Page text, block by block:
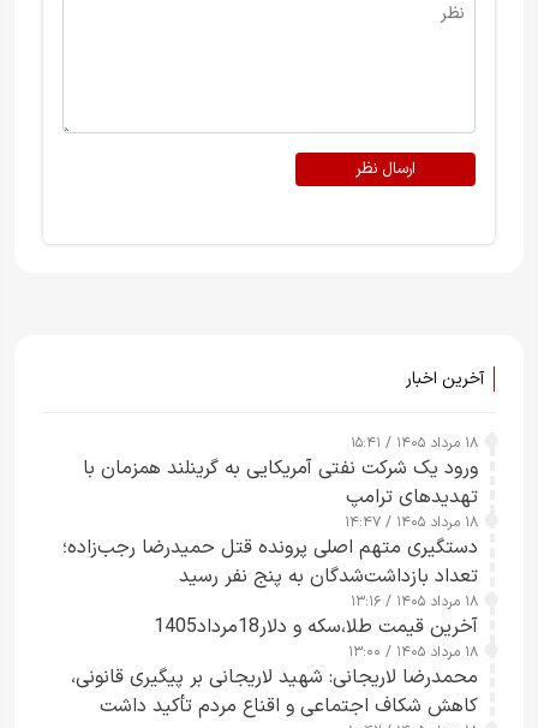
ارسال نظر
آخرین اخبار
۱۸ مرداد ۱۴۰۵ / ۱۵:۴۱
ورود یک شرکت نفتی آمریکایی به گرینلند همزمان با
تهدیدهای ترامپ
۱۸ مرداد ۱۴۰۵ / ۱۴:۴۷
دستگیری متهم اصلی پرونده قتل حمیدرضا رجب‌زاده؛
تعداد بازداشت‌شدگان به پنج نفر رسید
۱۸ مرداد ۱۴۰۵ / ۱۳:۱۶
آخرین قیمت طلا،سکه و دلار18مرداد1405
۱۸ مرداد ۱۴۰۵ / ۱۳:۰۰
محمدرضا لاریجانی: شهید لاریجانی بر پیگیری قانونی،
کاهش شکاف اجتماعی و اقناع مردم تأکید داشت